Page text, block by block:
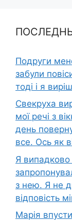
Подруги
забули
тоді і я
Свекруха
мої речі з
день
все. Ось як
Я випадково
з нею. Я не
відповість
Марія